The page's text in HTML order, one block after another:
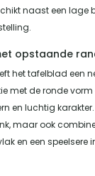
naast een lage
opstaande
het tafelblad een
met de ronde vorm
en luchtig
maar ook
en een speelsere